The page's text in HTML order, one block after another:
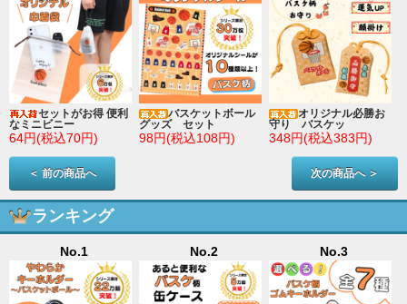
セットがお得 便利
なミニビニー
64円(税込70円)
バスケットボール
グッズ セット
98円(税込108円)
オリジナル必勝お
守り バスケッ
348円(税込383円)
＜ 前の商品へ 次の商品へ ＞
ランキング
No.1 No.2 No.3